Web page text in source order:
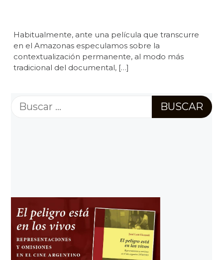
Habitualmente, ante una película que transcurre
en el Amazonas especulamos sobre la
contextualización permanente, al modo más
tradicional del documental, […]
Buscar: